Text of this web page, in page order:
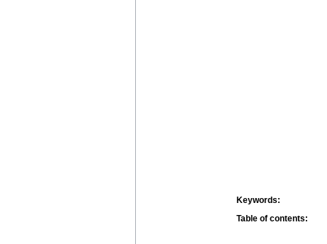
Keywords:
Table of contents: